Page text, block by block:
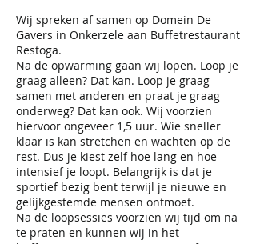
Wij spreken af samen op Domein De
Gavers in Onkerzele aan Buffetrestaurant
Restoga.
Na de opwarming gaan wij lopen. Loop je
graag alleen? Dat kan. Loop je graag
samen met anderen en praat je graag
onderweg? Dat kan ook. Wij voorzien
hiervoor ongeveer 1,5 uur. Wie sneller
klaar is kan stretchen en wachten op de
rest. Dus je kiest zelf hoe lang en hoe
intensief je loopt. Belangrijk is dat je
sportief bezig bent terwijl je nieuwe en
gelijkgestemde mensen ontmoet.
Na de loopsessies voorzien wij tijd om na
te praten en kunnen wij in het